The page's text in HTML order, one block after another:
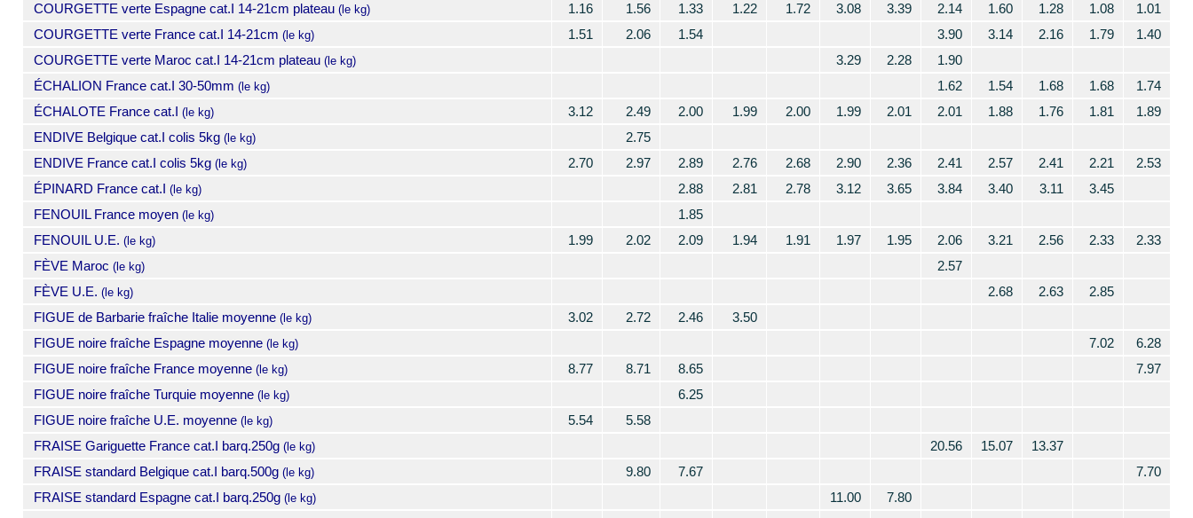
COURGETTE verte Espagne cat.I 14-21cm plateau (le kg) 1.16 1.56 1.33 1.22 1.72 3.08 3.39 2.14 1.60 1.28 1.08
1.01
COURGETTE verte France cat.I 14-21cm (le kg) 1.51 2.06 1.54 3.90 3.14 2.16 1.79
1.40
COURGETTE verte Maroc cat.I 14-21cm plateau (le kg) 3.29 2.28
1.90
ÉCHALION France cat.I 30-50mm (le kg) 1.62 1.54 1.68 1.68
1.74
ÉCHALOTE France cat.I
(le kg) 3.12 2.49 2.00 1.99 2.00 1.99 2.01 2.01 1.88 1.76 1.81
1.89
ENDIVE Belgique cat.I colis 5kg (le kg)
2.75
ENDIVE France cat.I colis 5kg (le kg) 2.70 2.97 2.89 2.76 2.68 2.90 2.36 2.41 2.57 2.41 2.21
2.53
ÉPINARD France cat.I
(le kg) 2.88 2.81 2.78 3.12 3.65 3.84 3.40 3.11
3.45
FENOUIL France moyen (le kg)
1.85
FENOUIL U.E. (le kg) 1.99 2.02 2.09 1.94 1.91 1.97 1.95 2.06 3.21 2.56 2.33
2.33
FÈVE Maroc (le kg)
2.57
FÈVE U.E. (le kg) 2.68 2.63
2.85
FIGUE de Barbarie fraîche Italie moyenne (le kg) 3.02 2.72 2.46
3.50
FIGUE noire fraîche Espagne moyenne (le kg) 7.02
6.28
FIGUE noire fraîche France moyenne (le kg) 8.77 8.71 8.65
7.97
FIGUE noire fraîche Turquie moyenne (le kg)
6.25
FIGUE noire fraîche U.E. moyenne (le kg) 5.54
5.58
FRAISE Gariguette France cat.I barq.250g (le kg) 20.56 15.07
13.37
FRAISE standard Belgique cat.I barq.500g (le kg) 9.80 7.67
7.70
FRAISE standard Espagne cat.I barq.250g (le kg) 11.00
7.80